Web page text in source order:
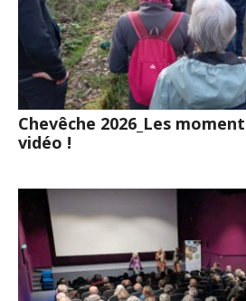
Chevêche 2026_Les
vidéo !